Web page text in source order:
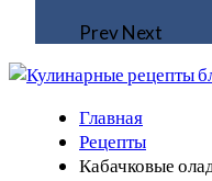
PrevNext
Главная
Рецепты
Кабачковые